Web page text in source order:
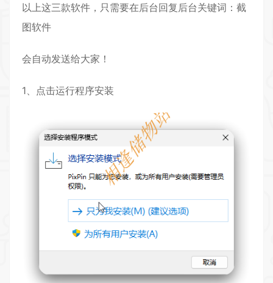
以上这三款软件，只需要在后台回复后台关键词：截
图软件
会自动发送给大家！
1、点击运行程序安装